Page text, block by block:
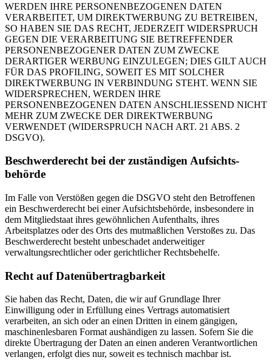
WERDEN IHRE PERSONENBEZOGENEN DATEN
VERARBEITET, UM DIREKTWERBUNG ZU BETREIBEN,
SO HABEN SIE DAS RECHT, JEDERZEIT WIDERSPRUCH
GEGEN DIE VERARBEITUNG SIE BETREFFENDER
PERSONENBEZOGENER DATEN ZUM ZWECKE
DERARTIGER WERBUNG EINZULEGEN; DIES GILT AUCH
FÜR DAS PROFILING, SOWEIT ES MIT SOLCHER
DIREKTWERBUNG IN VERBINDUNG STEHT. WENN SIE
WIDERSPRECHEN, WERDEN IHRE
PERSONENBEZOGENEN DATEN ANSCHLIESSEND NICHT
MEHR ZUM ZWECKE DER DIREKTWERBUNG
VERWENDET (WIDERSPRUCH NACH ART. 21 ABS. 2
DSGVO).
Beschwerde­recht bei der zuständigen Aufsichts­
behörde
Im Falle von Verstößen gegen die DSGVO steht den Betroffenen
ein Beschwerderecht bei einer Aufsichtsbehörde, insbesondere in
dem Mitgliedstaat ihres gewöhnlichen Aufenthalts, ihres
Arbeitsplatzes oder des Orts des mutmaßlichen Verstoßes zu. Das
Beschwerderecht besteht unbeschadet anderweitiger
verwaltungsrechtlicher oder gerichtlicher Rechtsbehelfe.
Recht auf Daten­übertrag­barkeit
Sie haben das Recht, Daten, die wir auf Grundlage Ihrer
Einwilligung oder in Erfüllung eines Vertrags automatisiert
verarbeiten, an sich oder an einen Dritten in einem gängigen,
maschinenlesbaren Format aushändigen zu lassen. Sofern Sie die
direkte Übertragung der Daten an einen anderen Verantwortlichen
verlangen, erfolgt dies nur, soweit es technisch machbar ist.